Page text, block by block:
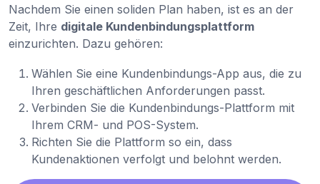
Nachdem Sie einen soliden Plan haben, ist es an der
Zeit, Ihre digitale Kundenbindungsplattform
einzurichten. Dazu gehören:
Wählen Sie eine Kundenbindungs-App aus, die zu
Ihren geschäftlichen Anforderungen passt.
Verbinden Sie die Kundenbindungs-Plattform mit
Ihrem CRM- und POS-System.
Richten Sie die Plattform so ein, dass
Kundenaktionen verfolgt und belohnt werden.